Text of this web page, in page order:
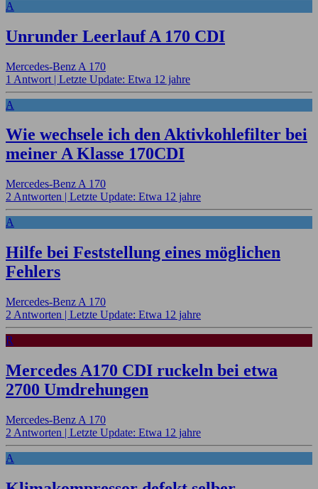
A
Unrunder Leerlauf A 170 CDI
Mercedes-Benz A 170
1 Antwort | Letzte Update: Etwa 12 jahre
A
Wie wechsele ich den Aktivkohlefilter bei
meiner A Klasse 170CDI
Mercedes-Benz A 170
2 Antworten | Letzte Update: Etwa 12 jahre
A
Hilfe bei Feststellung eines möglichen
Fehlers
Mercedes-Benz A 170
2 Antworten | Letzte Update: Etwa 12 jahre
R
Mercedes A170 CDI ruckeln bei etwa
2700 Umdrehungen
Mercedes-Benz A 170
2 Antworten | Letzte Update: Etwa 12 jahre
A